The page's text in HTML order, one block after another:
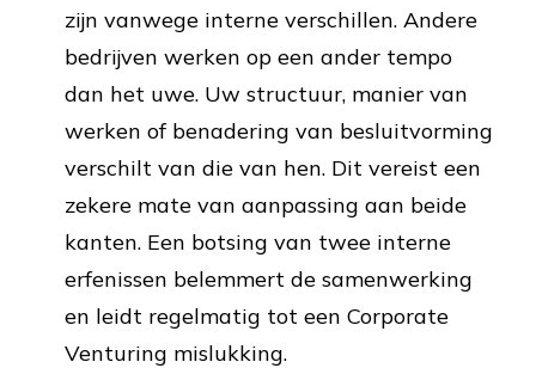
zijn vanwege interne verschillen. Andere
bedrijven werken op een ander tempo
dan het uwe. Uw structuur, manier van
werken of benadering van besluitvorming
verschilt van die van hen. Dit vereist een
zekere mate van aanpassing aan beide
kanten. Een botsing van twee interne
erfenissen belemmert de samenwerking
en leidt regelmatig tot een Corporate
Venturing mislukking.